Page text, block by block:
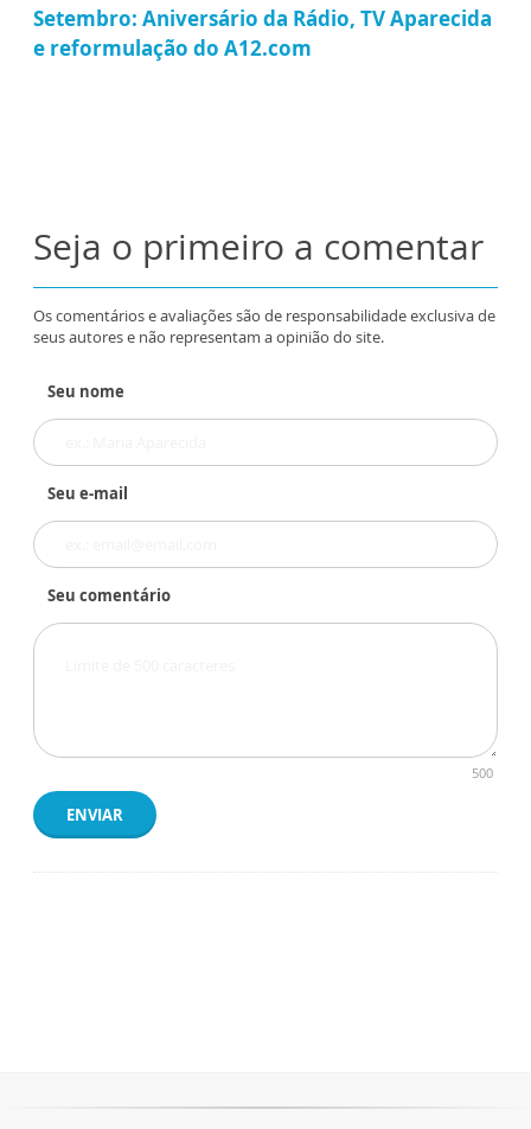
Setembro: Aniversário da Rádio, TV Aparecida
e reformulação do A12.com
Seja o primeiro a comentar
Os comentários e avaliações são de responsabilidade exclusiva de
seus autores e não representam a opinião do site.
Seu nome
Seu e-mail
Seu comentário
500
ENVIAR